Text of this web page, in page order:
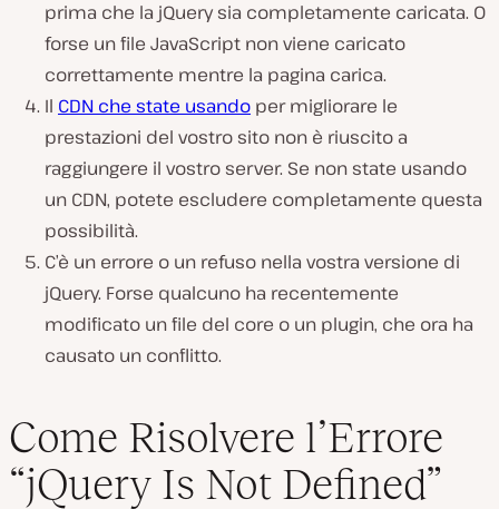
prima che la jQuery sia completamente caricata. O
forse un file JavaScript non viene caricato
correttamente mentre la pagina carica.
Il CDN che state usando per migliorare le
prestazioni del vostro sito non è riuscito a
raggiungere il vostro server. Se non state usando
un CDN, potete escludere completamente questa
possibilità.
C’è un errore o un refuso nella vostra versione di
jQuery. Forse qualcuno ha recentemente
modificato un file del core o un plugin, che ora ha
causato un conflitto.
Come Risolvere l’Errore
“jQuery Is Not Defined”